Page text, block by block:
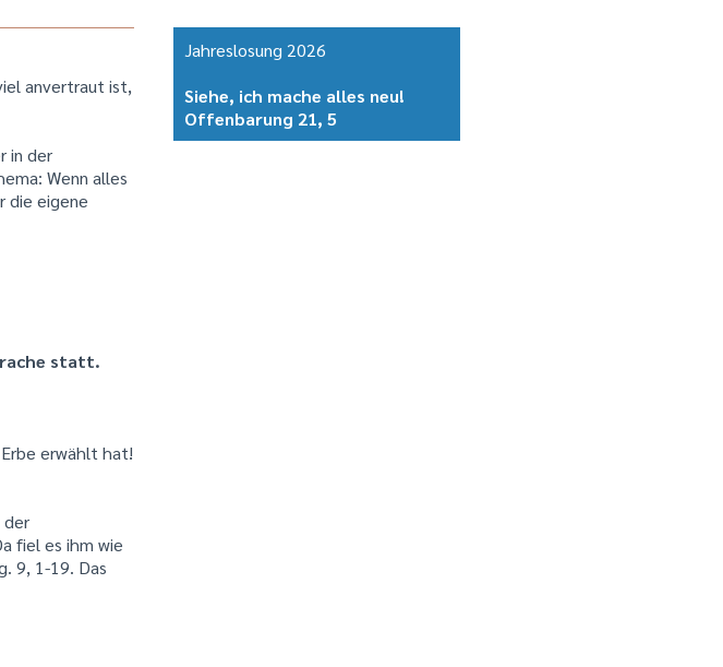
anvertraut ist,
in der
Wenn alles
die eigene
statt.
erwählt hat!
der
fiel es ihm wie
9, 1-19. Das
Jahreslosung 2026
Siehe, ich mache alles neu!
Offenbarung 21, 5